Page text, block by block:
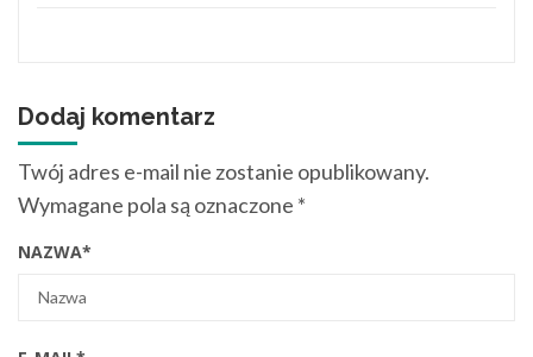
Dodaj komentarz
Twój adres e-mail nie zostanie opublikowany.
Wymagane pola są oznaczone *
NAZWA*